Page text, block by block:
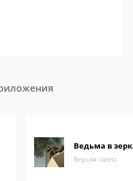
Ведьма в
Версия: latest